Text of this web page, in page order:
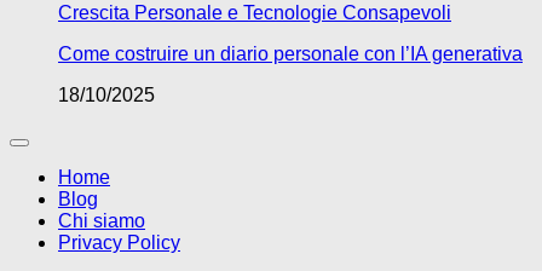
Crescita Personale e Tecnologie Consapevoli
Come costruire un diario personale con l’IA generativa
18/10/2025
Home
Blog
Chi siamo
Privacy Policy